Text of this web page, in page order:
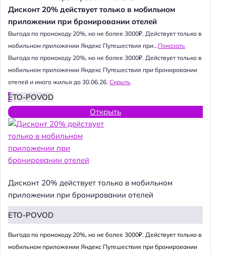
Дисконт 20% действует только в мобильном
приложении при бронировании отелей
Выгода по промокоду 20%, но не более 3000₽. Действует только в
мобильном приложении Яндекс Путешествия при...Показать
Выгода по промокоду 20%, но не более 3000₽. Действует только в
мобильном приложении Яндекс Путешествия при бронировании
отелей и иного жилья до 30.06.26. Скрыть
ETO-POVOD
Открыть
Дисконт 20% действует только в мобильном
приложении при бронировании отелей
ETO-POVOD
Выгода по промокоду 20%, но не более 3000₽. Действует только в
мобильном приложении Яндекс Путешествия при бронировании